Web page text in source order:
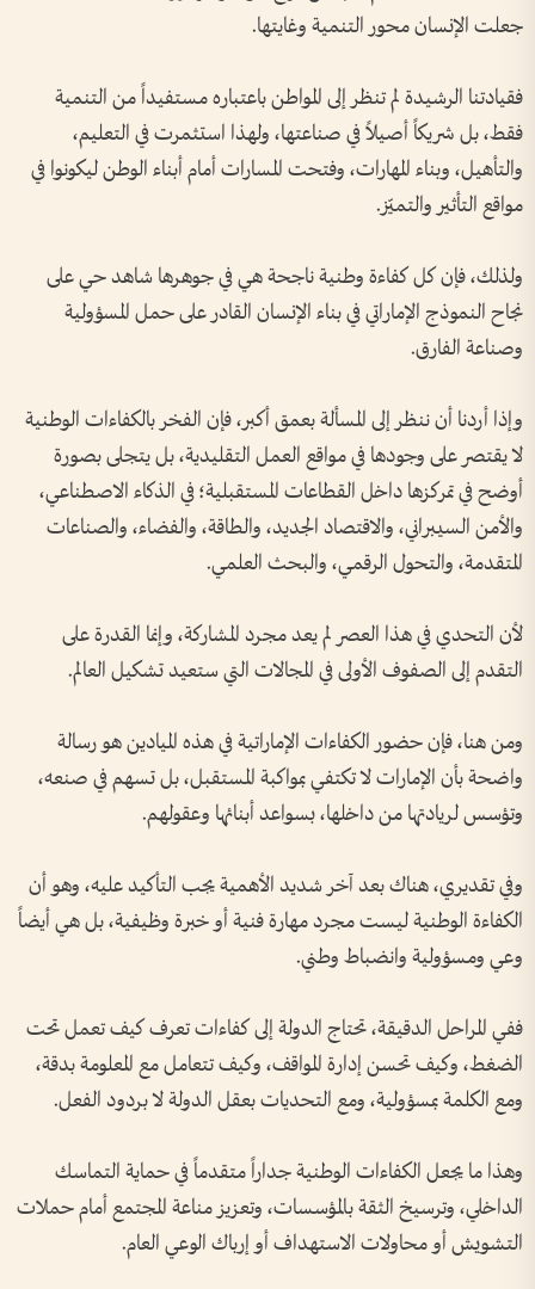
جعلت الإنسان محور التنمية وغايتها.
فقيادتنا الرشيدة لم تنظر إلى المواطن باعتباره مستفيداً من التنمية
فقط، بل شريكاً أصيلاً في صناعتها، ولهذا استثمرت في التعليم،
والتأهيل، وبناء المهارات، وفتحت المسارات أمام أبناء الوطن ليكونوا في
مواقع التأثير والتميّز.
ولذلك، فإن كل كفاءة وطنية ناجحة هي في جوهرها شاهد حي على
نجاح النموذج الإماراتي في بناء الإنسان القادر على حمل المسؤولية
وصناعة الفارق.
وإذا أردنا أن ننظر إلى المسألة بعمق أكبر، فإن الفخر بالكفاءات الوطنية
لا يقتصر على وجودها في مواقع العمل التقليدية، بل يتجلى بصورة
أوضح في تمركزها داخل القطاعات المستقبلية؛ في الذكاء الاصطناعي،
والأمن السيبراني، والاقتصاد الجديد، والطاقة، والفضاء، والصناعات
المتقدمة، والتحول الرقمي، والبحث العلمي.
لأن التحدي في هذا العصر لم يعد مجرد المشاركة، وإنما القدرة على
التقدم إلى الصفوف الأولى في المجالات التي ستعيد تشكيل العالم.
ومن هنا، فإن حضور الكفاءات الإماراتية في هذه الميادين هو رسالة
واضحة بأن الإمارات لا تكتفي بمواكبة المستقبل، بل تسهم في صنعه،
وتؤسس لريادتها من داخلها، بسواعد أبنائها وعقولهم.
وفي تقديري، هناك بعد آخر شديد الأهمية يجب التأكيد عليه، وهو أن
الكفاءة الوطنية ليست مجرد مهارة فنية أو خبرة وظيفية، بل هي أيضاً
وعي ومسؤولية وانضباط وطني.
ففي المراحل الدقيقة، تحتاج الدولة إلى كفاءات تعرف كيف تعمل تحت
الضغط، وكيف تحسن إدارة المواقف، وكيف تتعامل مع المعلومة بدقة،
ومع الكلمة بمسؤولية، ومع التحديات بعقل الدولة لا بردود الفعل.
وهذا ما يجعل الكفاءات الوطنية جداراً متقدماً في حماية التماسك
الداخلي، وترسيخ الثقة بالمؤسسات، وتعزيز مناعة المجتمع أمام حملات
التشويش أو محاولات الاستهداف أو إرباك الوعي العام.